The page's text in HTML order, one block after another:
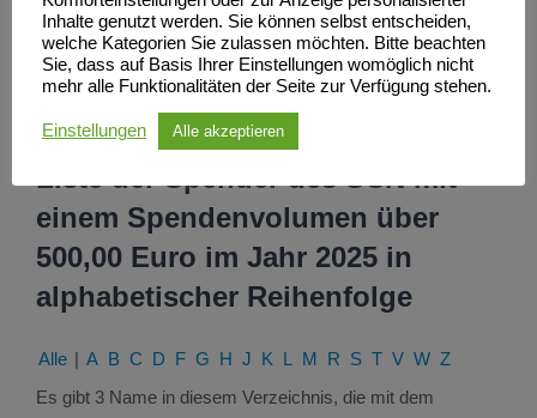
Liste der Spender des SCN mit
einem Spendenvolumen über
500,00 Euro im Jahr 2025 in
alphabetischer Reihenfolge
Alle A B C D F G H J K L M R S T V W Z
Es gibt 3 Name in diesem Verzeichnis, die mit dem
Inhalte genutzt werden. Sie können selbst entscheiden,
welche Kategorien Sie zulassen möchten. Bitte beachten
Sie, dass auf Basis Ihrer Einstellungen womöglich nicht
mehr alle Funktionalitäten der Seite zur Verfügung stehen.
Einstellungen Alle akzeptieren